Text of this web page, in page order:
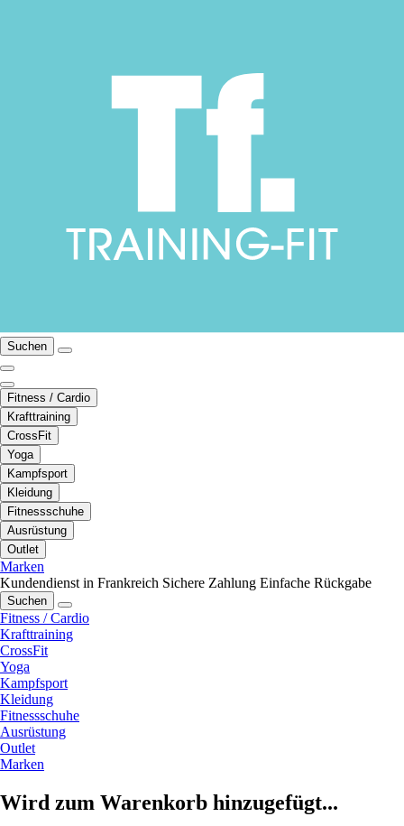
Suchen
Fitness / Cardio
Krafttraining
CrossFit
Yoga
Kampfsport
Kleidung
Fitnessschuhe
Ausrüstung
Outlet
Marken
Kundendienst in Frankreich Sichere Zahlung Einfache Rückgabe
Suchen
Fitness / Cardio
Krafttraining
CrossFit
Yoga
Kampfsport
Kleidung
Fitnessschuhe
Ausrüstung
Outlet
Marken
Wird zum Warenkorb hinzugefügt...